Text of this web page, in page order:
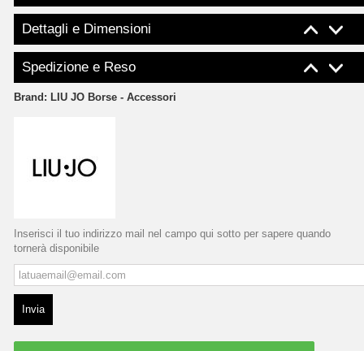
Dettagli e Dimensioni
Spedizione e Reso
Brand: LIU JO Borse - Accessori
Inserisci il tuo indirizzo mail nel campo qui sotto per sapere quando
tornerà disponibile
Invia